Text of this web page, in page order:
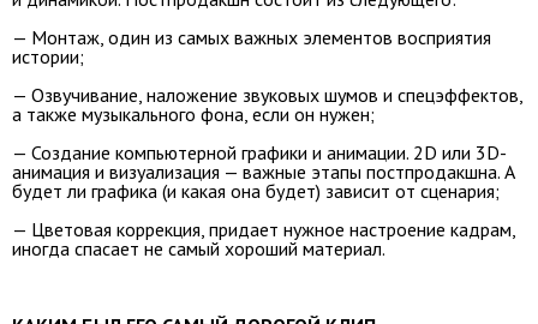
— Монтаж, один из самых важных элементов восприятия
истории;
— Озвучивание, наложение звуковых шумов и спецэффектов,
а также музыкального фона, если он нужен;
— Создание компьютерной графики и анимации. 2D или 3D-
анимация и визуализация — важные этапы постпродакшна. А
будет ли графика (и какая она будет) зависит от сценария;
— Цветовая коррекция, придает нужное настроение кадрам,
иногда спасает не самый хороший материал.